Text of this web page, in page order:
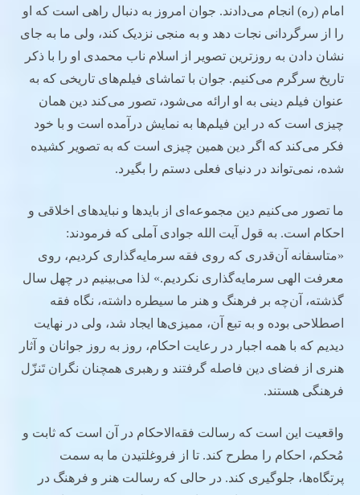
امام (ره) انجام می‌دادند. جوان امروز به دنبال راهی است که او
را از سرگردانی نجات دهد و به منجی نزدیک کند، ولی ما به جای
نشان دادن به روزترین تصویر از اسلام ناب محمدی او را با ذکر
تاریخ سرگرم می‌کنیم. جوان با تماشای فیلم‌های تاریخی که به
عنوان فیلم دینی به او ارائه می‌شود، تصور می‌کند دین همان
چیزی است که در این فیلم‌ها به نمایش درآمده است و با خود
فکر می‌کند که اگر دین همین چیزی است که به تصویر کشیده
شده، نمی‌تواند در دنیای فعلی دستم را بگیرد.
ما تصور می‌کنیم دین مجموعه‌ای از بایدها و نبایدهای اخلاقی و
احکام است. به قول آیت الله جوادی آملی که فرمودند:
«متاسفانه آن‌قدری که روی فقه سرمایه‌گذاری کردیم، روی
معرفت الهی سرمایه‌گذاری نکردیم.» لذا می‌بینیم در چهل سال
گذشته، آن‌چه بر فرهنگ و هنر ما سیطره داشته، نگاه فقه
اصطلاحی بوده و به تبع آن، ممیزی‌ها ایجاد شد، ولی در نهایت
دیدیم که با همه اجبار در رعایت احکام، روز به روز جوانان و آثار
هنری از فضای دین فاصله گرفتند و رهبری همچنان نگران تَنزّل
فرهنگی هستند.
واقعیت این است که رسالت فقه‌الاحکام در آن است که ثابت و
مُحکم، احکام را مطرح کند. تا از فروغلتیدن ما به سمت
پرتگاه‌ها، جلوگیری کند. در حالی که رسالت هنر و فرهنگ در